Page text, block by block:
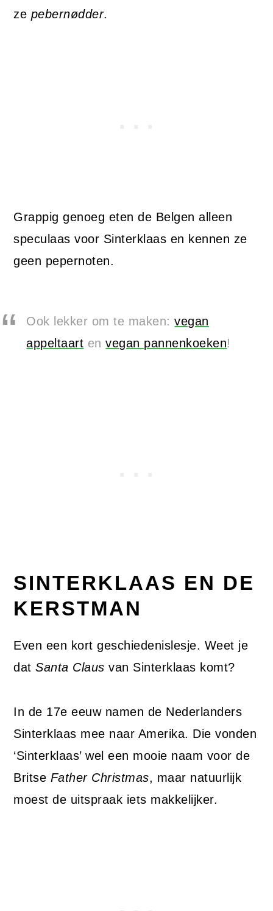
ze pebernødder.
Grappig genoeg eten de Belgen alleen
speculaas voor Sinterklaas en kennen ze
geen pepernoten.
Ook lekker om te maken:vegan
appeltaart envegan pannenkoeken!
SINTERKLAAS EN DE
KERSTMAN
Even een kort geschiedenislesje. Weet je
datSanta Claus van Sinterklaas komt?
In de 17e eeuw namen de Nederlanders
Sinterklaas mee naar Amerika. Die vonden
‘Sinterklaas’ wel een mooie naam voor de
Britse Father Christmas, maar natuurlijk
moest de uitspraak iets makkelijker.